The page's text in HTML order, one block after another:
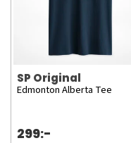
SP Original
Edmonton Alberta Tee
299:-